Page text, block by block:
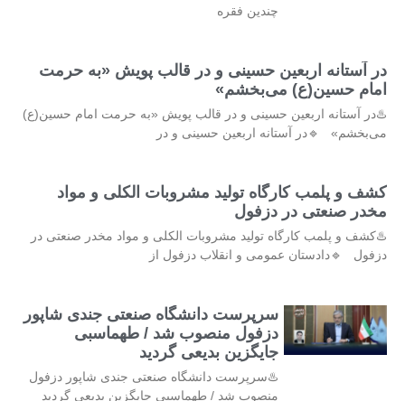
چندین فقره
در آستانه اربعین حسینی و در قالب پویش «به حرمت
امام حسین(ع) می‌بخشم»
♨️در آستانه اربعین حسینی و در قالب پویش «به حرمت امام حسین(ع)
می‌بخشم» 🔹در آستانه اربعین حسینی و در
کشف و پلمب کارگاه تولید مشروبات الکلی و مواد
مخدر صنعتی در دزفول
♨️کشف و پلمب کارگاه تولید مشروبات الکلی و مواد مخدر صنعتی در
دزفول 🔹دادستان عمومی و انقلاب دزفول از
سرپرست دانشگاه صنعتی جندی شاپور
دزفول منصوب شد / طهماسبی
جایگزین بدیعی گردید
♨️سرپرست دانشگاه صنعتی جندی شاپور دزفول
منصوب شد / طهماسبی جایگزین بدیعی گردید